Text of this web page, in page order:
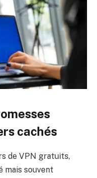
cachés
de VPN gratuits,
mais souvent